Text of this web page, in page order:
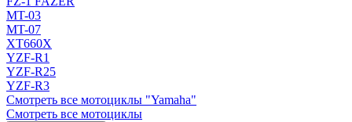
MT-03
MT-07
XT660X
YZF-R1
YZF-R25
YZF-R3
Смотреть все мотоциклы "Yamaha"
Смотреть все мотоциклы